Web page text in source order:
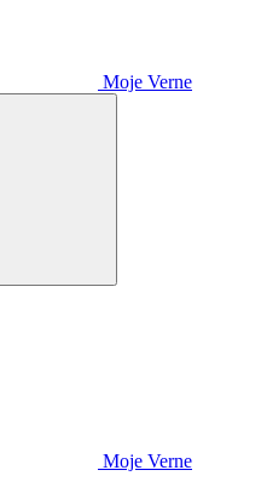
Moje Verne
Moje Verne